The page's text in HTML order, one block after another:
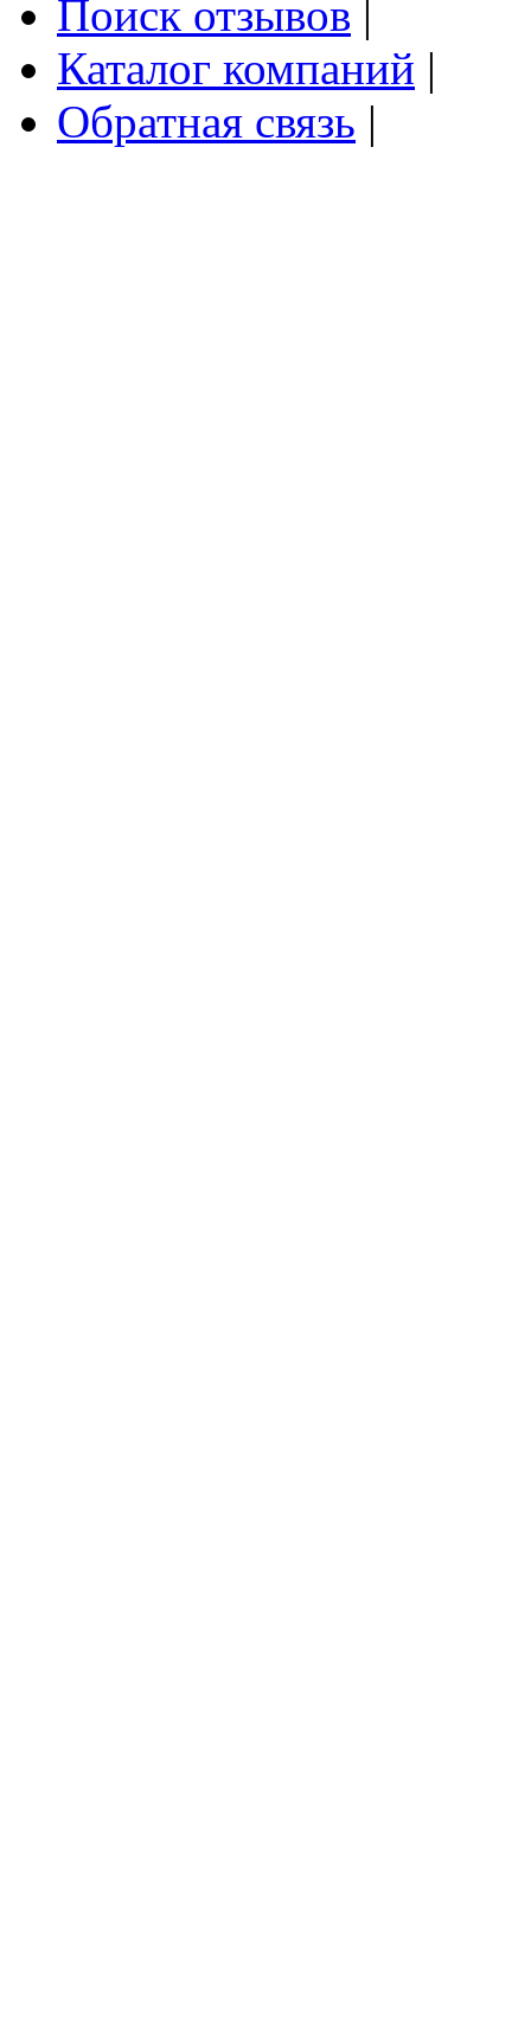
Поиск отзывов
Каталог компаний |
Обратная связь |